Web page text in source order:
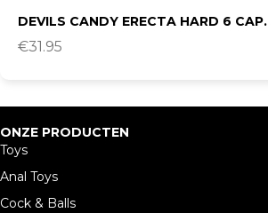
DEVILS CANDY ERECTA HARD 6 CAP.
€31.95
ONZE PRODUCTEN
Toys
Anal Toys
Cock & Balls